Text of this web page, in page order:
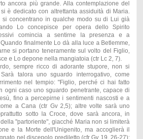
ancora più grande. Alla contemplazione del
è dedicato con altrettanta assiduità di Maria.
concentrano in qualche modo su di Lui già
Lo concepisce per opera dello Spirito
comincia a sentirne la presenza e a
finalmente Lo dà alla luce a Betlemme,
si portano teneramente sul volto del Figlio,
e Lo depone nella mangiatoia (ctr Lc 2, 7).
sempre ricco di adorante stupore, non si
talora uno sguardo interrogativo, come
nel tempio: "Figlio, perché ci hai fatto
ogni caso uno sguardo penetrante, capace di
fino a percepirne i sentimenti nascosti e a
a Cana (ctr Gv 2,5); altre volte sarà uno
sotto la Croce, dove sarà ancora, in
"partoriente", giacché Maria non si limiterà
e la Morte dell'Unigenito, ma accoglierà il
nel discepolo prediletto (cfr Gv 19, 26-27);